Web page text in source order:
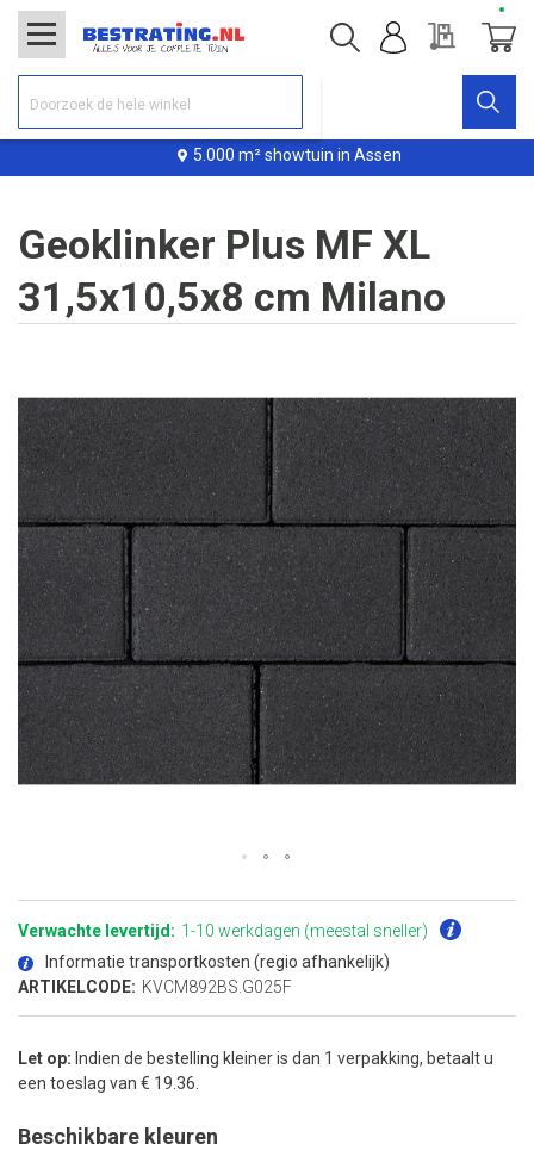
5.000 m² showtuin in Assen
Offerte
Geoklinker Plus MF XL
31,5x10,5x8 cm Milano
einde
van
de
afbeeldingen-
gallerij
naar
begin
de
afbeeldingen-
Verwachte levertijd: 1-10 werkdagen (meestal sneller)
Informatie transportkosten (regio afhankelijk)
ARTIKELCODE: KVCM892BS.G025F
Let op: Indien de bestelling kleiner is dan 1 verpakking, betaalt u
een toeslag van € 19.36.
Beschikbare kleuren